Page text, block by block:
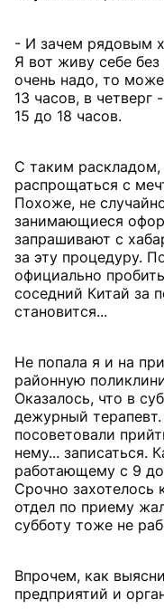
- И зачем рядовым
Я вот живу себе
очень надо, то
13 часов, в четверг
15 до 18 часов.
С таким
распрощаться с
Похоже, не
занимающиеся
запрашивают с
за эту процедуру.
официально
соседний Китай за
становится...
Не попала я и на
районную
Оказалось, что в
дежурный
посоветовали
нему... записаться.
работающему с 9
Срочно захотелось
отдел по приему
субботу тоже не
Впрочем, как
предприятий и